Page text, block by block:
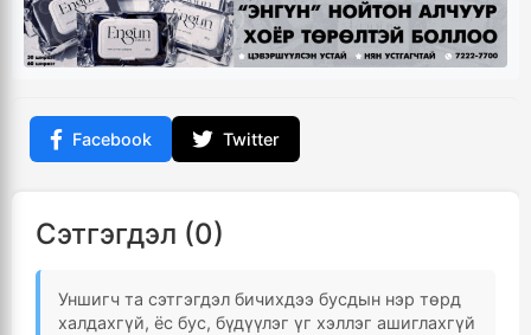
Facebook Twitter
Сэтгэгдэл (0)
Уншигч та сэтгэгдэл бичихдээ бусдын нэр төрд
халдахгүй, ёс бус, бүдүүлэг үг хэллэг ашиглахгүй